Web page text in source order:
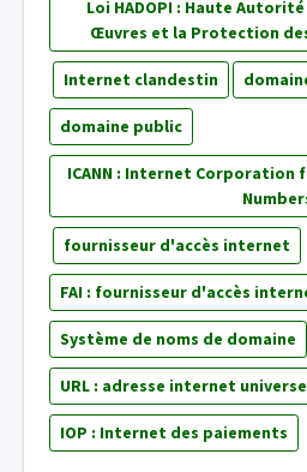
Loi HADOPI : Haute
Œuvres et la Protection
Internet clandestin
domaine public
ICANN : Internet Corporation
fournisseur d'accès internet
FAI : fournisseur d'accès
Système de noms de domaine
URL : adresse internet
IOP : Internet des paiements